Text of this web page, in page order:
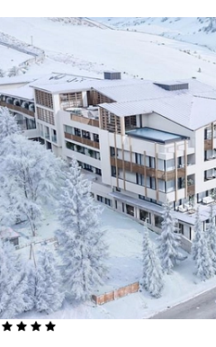
je de grootste kabelbaan ter
moderne liften, sneeuwzekerheid
pistes. Niet alleen skiërs maar
Bambi am Park de vakantie van